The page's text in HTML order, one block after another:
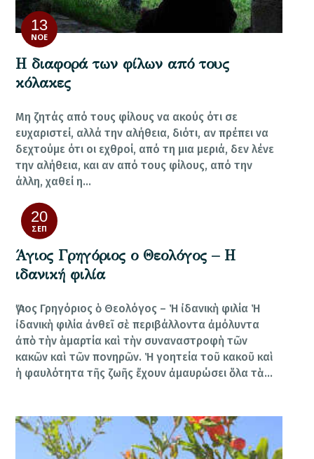
13
ΝΟΈ
Η διαφορά των φίλων από τους
κόλακες
Μη ζητάς από τους φίλους να ακούς ότι σε
ευχαριστεί, αλλά την αλήθεια, διότι, αν πρέπει να
δεχτούμε ότι οι εχθροί, από τη μια μεριά, δεν λένε
την αλήθεια, και αν από τους φίλους, από την
άλλη, χαθεί η…
20
ΣΕΠ
Άγιος Γρηγόριος ο Θεολόγος – Η
ιδανική φιλία
Ἅγιος Γρηγόριος ὁ Θεολόγος – Ἡ ἰδανικὴ φιλία Ἡ
ἰδανικὴ φιλία ἀνθεῖ σὲ περιβάλλοντα ἀμόλυντα
ἀπὸ τὴν ἁμαρτία καὶ τὴν συναναστροφὴ τῶν
κακῶν καὶ τῶν πονηρῶν. Ἡ γοητεία τοῦ κακοῦ καὶ
ἡ φαυλότητα τῆς ζωῆς ἔχουν ἀμαυρώσει ὅλα τὰ…